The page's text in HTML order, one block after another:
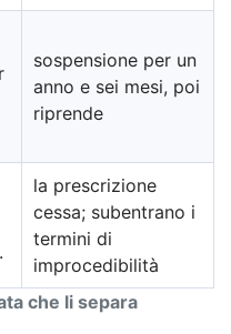
che li separa
sospensione per un
anno e sei mesi, poi
riprende
la prescrizione
cessa; subentrano i
termini di
improcedibilità